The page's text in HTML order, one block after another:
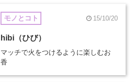
モノとコト 15/10/20
hibi（ひび）
マッチで火をつけるように楽しむお
香